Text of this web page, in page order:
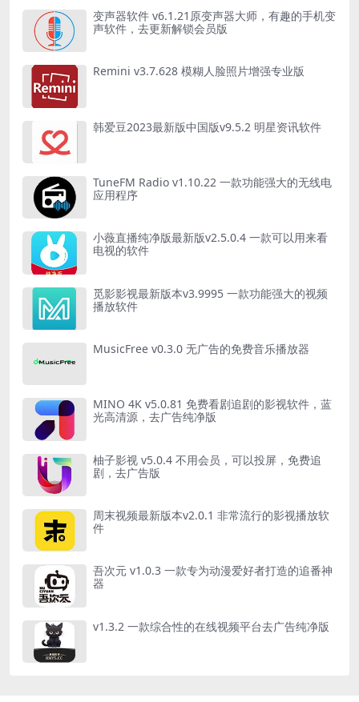
变声器软件 v6.1.21原变声器大师，有趣的手机变
声软件，去更新解锁会员版
Remini v3.7.628 模糊人脸照片增强专业版
韩爱豆2023最新版中国版v9.5.2 明星资讯软件
TuneFM Radio v1.10.22 一款功能强大的无线电
应用程序
小薇直播纯净版最新版v2.5.0.4 一款可以用来看
电视的软件
觅影影视最新版本v3.9995 一款功能强大的视频
播放软件
MusicFree v0.3.0 无广告的免费音乐播放器
MINO 4K v5.0.81 免费看剧追剧的影视软件，蓝
光高清源，去广告纯净版
柚子影视 v5.0.4 不用会员，可以投屏，免费追
剧，去广告版
周末视频最新版本v2.0.1 非常流行的影视播放软
件
吾次元 v1.0.3 一款专为动漫爱好者打造的追番神
器
v1.3.2 一款综合性的在线视频平台去广告纯净版